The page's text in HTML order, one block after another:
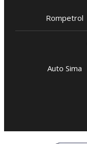
Rompetrol
Auto Sima